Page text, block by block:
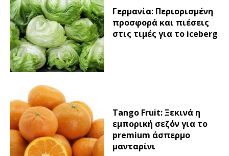
Γερμανία: Περιορισμένη
προσφορά και πιέσεις
στις τιμές για το iceberg
Tango Fruit: Ξεκινά η
εμπορική σεζόν για το
premium άσπερμο
μανταρίνι